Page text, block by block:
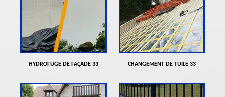
HYDROFUGE DE FAÇADE 33 CHANGEMENT DE TUILE 33